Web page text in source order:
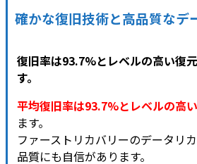
確かな復旧技術と高品質なデ
復旧率は93.7%とレベルの高い復
す。
平均復旧率は93.7%とレベルの高
ます。
ファーストリカバリーのデータリ
品質にも自信があります。